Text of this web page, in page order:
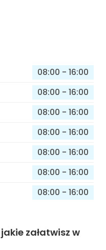
08:00 - 16:00
08:00 - 16:00
08:00 - 16:00
08:00 - 16:00
08:00 - 16:00
08:00 - 16:00
08:00 - 16:00
załatwisz w